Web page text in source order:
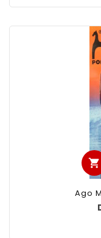
shopping_cart
Ago